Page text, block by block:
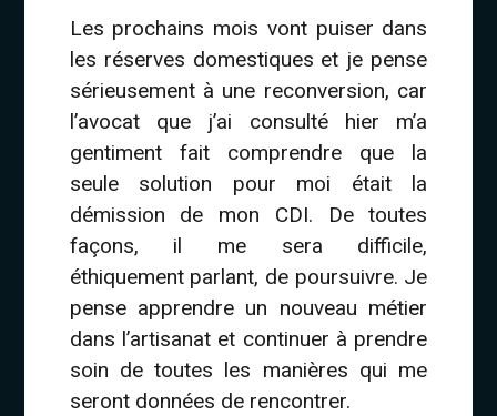
Les prochains mois vont puiser dans
les réserves domestiques et je pense
sérieusement à une reconversion, car
l’avocat que j’ai consulté hier m’a
gentiment fait comprendre que la
seule solution pour moi était la
démission de mon CDI. De toutes
façons, il me sera difficile,
éthiquement parlant, de poursuivre. Je
pense apprendre un nouveau métier
dans l’artisanat et continuer à prendre
soin de toutes les manières qui me
seront données de rencontrer.